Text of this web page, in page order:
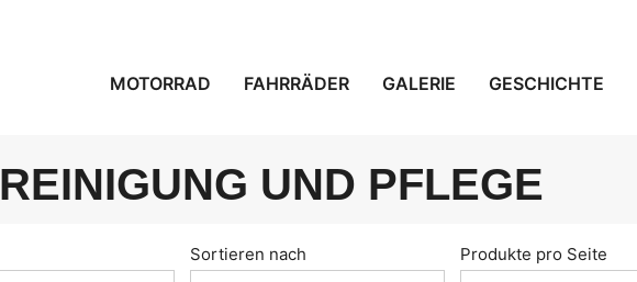
MOTORRAD FAHRRÄDER GALERIE GESCHICHTE
REINIGUNG UND PFLEGE
Sortieren nach Produkte pro Seite